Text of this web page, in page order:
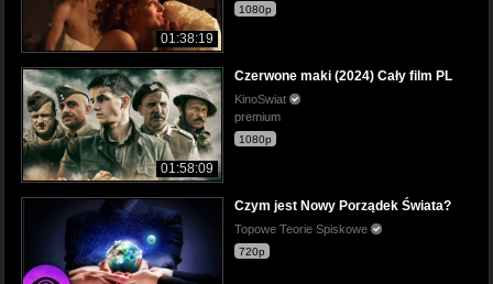
01:38:19
1080p
01:58:09
Czerwone maki (2024) Cały film PL
KinoSwiat
premium
1080p
Czym jest Nowy Porządek Świata?
Topowe Teorie Spiskowe
720p